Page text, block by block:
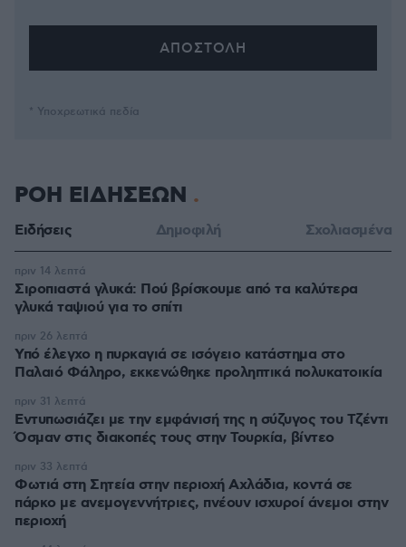
* Υποχρεωτικά πεδία
ΡΟΗ ΕΙΔΗΣΕΩΝ
Ειδήσεις Δημοφιλή Σχολιασμένα
Σιροπιαστά γλυκά: Πού βρίσκουμε από τα καλύτερα
γλυκά ταψιού για το σπίτι
πριν 14 λεπτά
Υπό έλεγχο η πυρκαγιά σε ισόγειο κατάστημα στο
Παλαιό Φάληρο, εκκενώθηκε προληπτικά πολυκατοικία
πριν 26 λεπτά
Εντυπωσιάζει με την εμφάνισή της η σύζυγος του Τζέντι
Όσμαν στις διακοπές τους στην Τουρκία, βίντεο
πριν 31 λεπτά
Φωτιά στη Σητεία στην περιοχή Αχλάδια, κοντά σε
πάρκο με ανεμογεννήτριες, πνέουν ισχυροί άνεμοι στην
περιοχή
πριν 33 λεπτά